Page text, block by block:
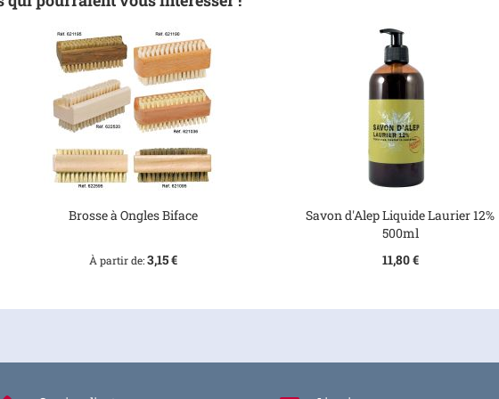
Brosse à Ongles Biface
À partir de 3,15 €
Savon d'Alep Liquide Laurier 12%
500ml
11,80 €